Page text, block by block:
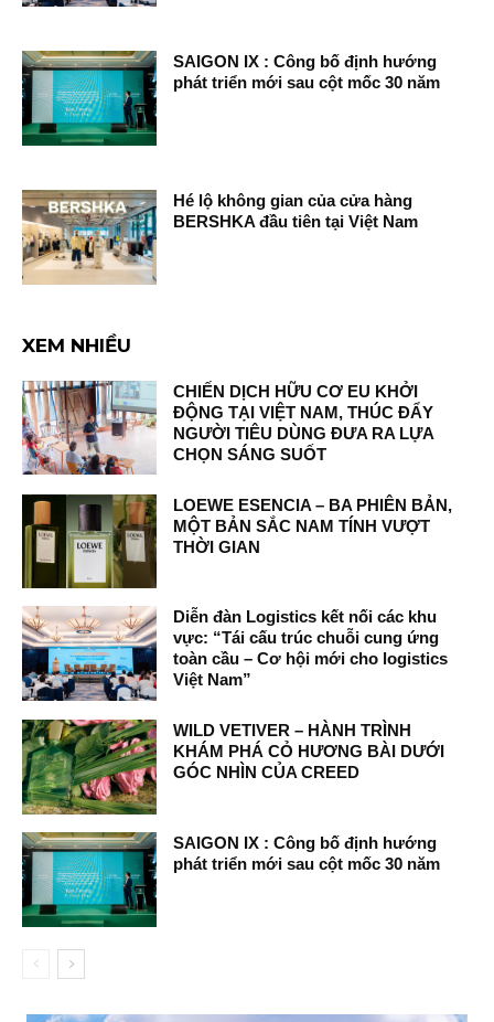
SAIGON IX : Công bố định hướng
phát triển mới sau cột mốc 30 năm
Hé lộ không gian của cửa hàng
BERSHKA đầu tiên tại Việt Nam
XEM NHIỀU
CHIẾN DỊCH HỮU CƠ EU KHỞI
ĐỘNG TẠI VIỆT NAM, THÚC ĐẨY
NGƯỜI TIÊU DÙNG ĐƯA RA LỰA
CHỌN SÁNG SUỐT
LOEWE ESENCIA – BA PHIÊN BẢN,
MỘT BẢN SẮC NAM TÍNH VƯỢT
THỜI GIAN
Diễn đàn Logistics kết nối các khu
vực: “Tái cấu trúc chuỗi cung ứng
toàn cầu – Cơ hội mới cho logistics
Việt Nam”
WILD VETIVER – HÀNH TRÌNH
KHÁM PHÁ CỎ HƯƠNG BÀI DƯỚI
GÓC NHÌN CỦA CREED
SAIGON IX : Công bố định hướng
phát triển mới sau cột mốc 30 năm